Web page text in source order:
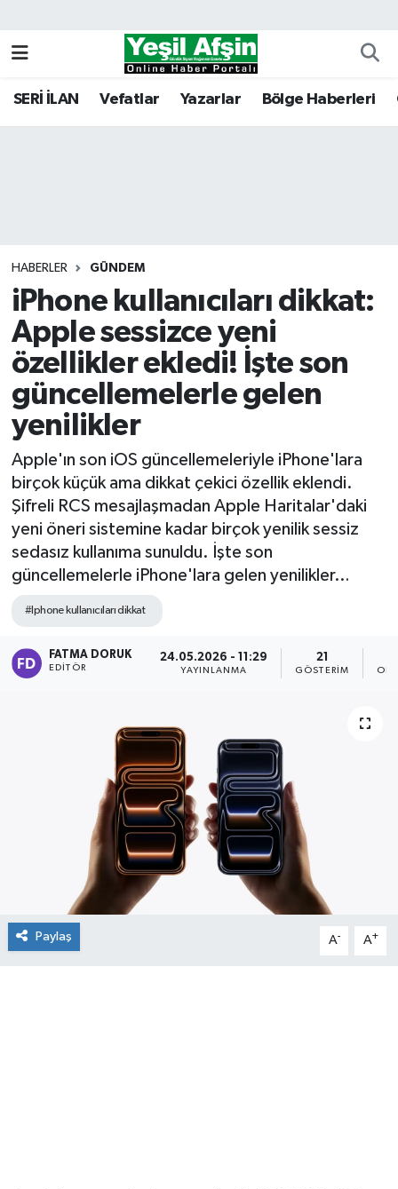
SERİ İLAN Vefatlar Yazarlar Bölge Haberleri
HABERLER GÜNDEM
iPhone kullanıcıları dikkat:
Apple sessizce yeni
özellikler ekledi! İşte son
güncellemelerle gelen
yenilikler
Apple'ın son iOS güncellemeleriyle iPhone'lara
birçok küçük ama dikkat çekici özellik eklendi.
Şifreli RCS mesajlaşmadan Apple Haritalar'daki
yeni öneri sistemine kadar birçok yenilik sessiz
sedasız kullanıma sunuldu. İşte son
güncellemelerle iPhone'lara gelen yenilikler…
#Iphone kullanıcıları dikkat
FATMA DORUK
EDITÖR
24.05.2026 - 11:29
YAYINLANMA
21
GÖSTERIM
Paylaş A- A+
Kahramanmaraş Nöbetçi Eczaneler
Tüm Manşetler
Son Dakika Haberleri
Haber Arşivi